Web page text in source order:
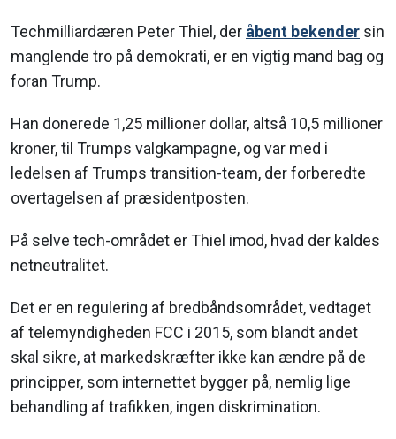
Techmilliardæren Peter Thiel, der åbent bekender sin
manglende tro på demokrati, er en vigtig mand bag og
foran Trump.
Han donerede 1,25 millioner dollar, altså 10,5 millioner
kroner, til Trumps valgkampagne, og var med i
ledelsen af Trumps transition-team, der forberedte
overtagelsen af præsidentposten.
På selve tech-området er Thiel imod, hvad der kaldes
netneutralitet.
Det er en regulering af bredbåndsområdet, vedtaget
af telemyndigheden FCC i 2015, som blandt andet
skal sikre, at markedskræfter ikke kan ændre på de
principper, som internettet bygger på, nemlig lige
behandling af trafikken, ingen diskrimination.